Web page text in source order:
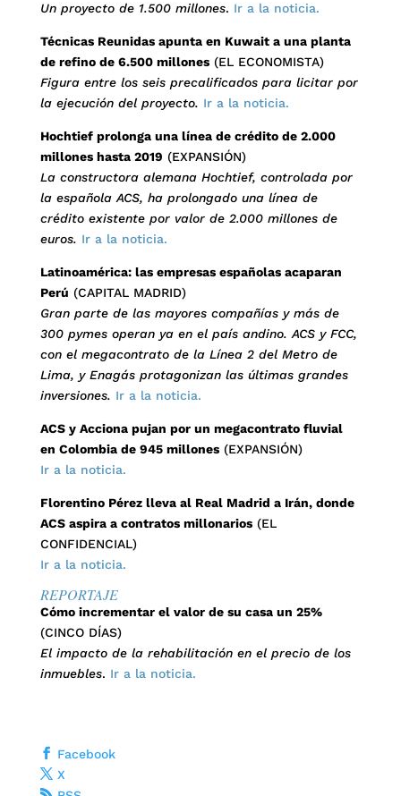
Un proyecto de 1.500 millones. Ir a la noticia.
Técnicas Reunidas apunta en Kuwait a una planta
de refino de 6.500 millones(EL ECONOMISTA)
Figura entre los seis precalificados para licitar por
la ejecución del proyecto. Ir a la noticia.
Hochtief prolonga una línea de crédito de 2.000
millones hasta 2019 (EXPANSIÓN)
La constructora alemana Hochtief, controlada por
la española ACS, ha prolongado una línea de
crédito existente por valor de 2.000 millones de
euros. Ir a la noticia.
Latinoamérica: las empresas españolas acaparan
Perú (CAPITAL MADRID)
Gran parte de las mayores compañías y más de
300 pymes operan ya en el país andino. ACS y FCC,
con el megacontrato de la Línea 2 del Metro de
Lima, y Enagás protagonizan las últimas grandes
inversiones. Ir a la noticia.
ACS y Acciona pujan por un megacontrato fluvial
en Colombia de 945 millones(EXPANSIÓN)
Ir a la noticia.
Florentino Pérez lleva al Real Madrid a Irán, donde
ACS aspira a contratos millonarios(EL
CONFIDENCIAL)
Ir a la noticia.
REPORTAJE
Cómo incrementar el valor de su casa un 25%
(CINCO DÍAS)
El impacto de la rehabilitación en el precio de los
inmuebles. Ir a la noticia.
Facebook
X